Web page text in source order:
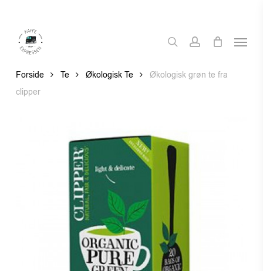
content
searchaccount
Menu
Forside Te Økologisk Te
Økologisk grøn te fra
clipper